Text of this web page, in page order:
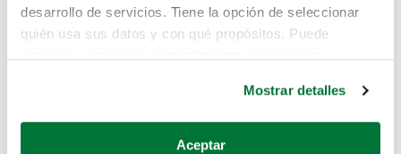
desarrollo de servicios. Tiene la opción de seleccionar
quién usa sus datos y con qué propósitos. Puede
Si lo permite, también quisiéramos:
Mostrar detalles
Aceptar
Pero puedes encontrar el coche que estás
buscando en alguno de estos enlaces:
Coches de segunda mano